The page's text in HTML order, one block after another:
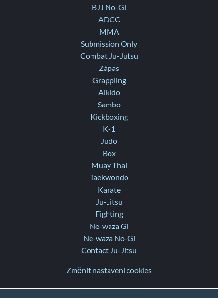
BJJ No-Gi
ADCC
MMA
Submission Only
Combat Ju-Jutsu
Zápas
Grappling
Aikido
Sambo
Kickboxing
K-1
Judo
Box
Muay Thai
Taekwondo
Karate
Ju-Jitsu
Fighting
Ne-waza Gi
Ne-waza No-Gi
Contact Ju-Jitsu
Změnit nastavení cookies
Kontaktujte nás